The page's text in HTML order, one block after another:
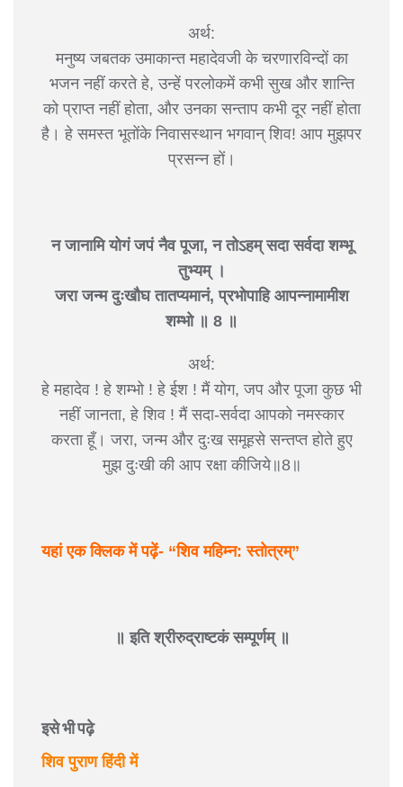
अर्थ:
मनुष्य जबतक उमाकान्त महादेवजी के चरणारविन्दों का
भजन नहीं करते हे, उन्हें परलोकमें कभी सुख और शान्ति
को प्राप्त नहीं होता, और उनका सन्ताप कभी दूर नहीं होता
है। हे समस्त भूतोंके निवासस्थान भगवान् शिव! आप मुझपर
प्रसन्न हों।
न जानामि योगं जपं नैव पूजा, न तोऽहम् सदा सर्वदा शम्भू
तुभ्यम् ।
जरा जन्म दुःखौघ तातप्यमानं, प्रभोपाहि आपन्नामामीश
शम्भो ॥ 8 ॥
अर्थ:
हे महादेव ! हे शम्भो ! हे ईश ! मैं योग, जप और पूजा कुछ भी
नहीं जानता, हे शिव ! मैं सदा-सर्वदा आपको नमस्कार
करता हूँ। जरा, जन्म और दुःख समूहसे सन्तप्त होते हुए
मुझ दुःखी की आप रक्षा कीजिये॥8॥
यहां एक क्लिक में पढ़ें- “शिव महिम्न: स्तोत्रम्”
॥ इति श्रीरुद्राष्टकं सम्पूर्णम् ॥
इसे भी पढ़े
शिव पुराण हिंदी में